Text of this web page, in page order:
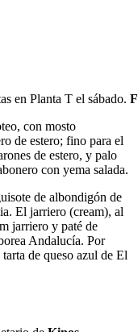
en Planta T el sábado.
con mosto
de estero; fino para el
de estero, y palo
con yema salada.
de albondigón de
El jarriero (cream), al
jarriero y paté de
Andalucía. Por
de queso azul de El